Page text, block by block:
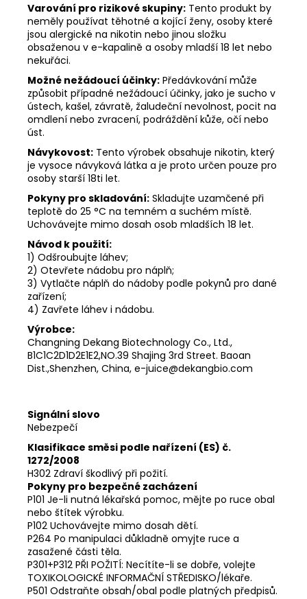
Varování pro rizikové skupiny: Tento produkt by
neměly používat těhotné a kojící ženy, osoby které
jsou alergické na nikotin nebo jinou složku
obsaženou v e-kapalině a osoby mladší 18 let nebo
nekuřáci.
Možné nežádoucí účinky: Předávkování může
způsobit případné nežádoucí účinky, jako je sucho v
ústech, kašel, závratě, žaludeční nevolnost, pocit na
omdlení nebo zvracení, podráždění kůže, očí nebo
úst.
Návykovost: Tento výrobek obsahuje nikotin, který
je vysoce návyková látka a je proto určen pouze pro
osoby starší 18ti let.
Pokyny pro skladování: Skladujte uzamčené při
teplotě do 25 °C na temném a suchém místě.
Uchovávejte mimo dosah osob mladších 18 let.
Návod k použití:
1) Odšroubujte láhev;
2) Otevřete nádobu pro náplň;
3) Vytlačte náplň do nádoby podle pokynů pro dané
zařízení;
4) Zavřete láhev i nádobu.
Výrobce:
Changning Dekang Biotechnology Co., Ltd.,
B1C1C2D1D2E1E2,NO.39 Shajing 3rd Street. Baoan
Dist.,Shenzhen, China, e-juice@dekangbio.com
Signální slovo
Nebezpečí
Klasifikace směsi podle nařízení (ES) č.
1272/2008
H302 Zdraví škodlivý při požití.
Pokyny pro bezpečné zacházení
P101 Je-li nutná lékařská pomoc, mějte po ruce obal
nebo štítek výrobku.
P102 Uchovávejte mimo dosah dětí.
P264 Po manipulaci důkladně omyjte ruce a
zasažené části těla.
P301+P312 PŘI POŽITÍ: Necítíte-li se dobře, volejte
TOXIKOLOGICKÉ INFORMAČNÍ STŘEDISKO/lékaře.
P501 Odstraňte obsah/obal podle platných předpisů.